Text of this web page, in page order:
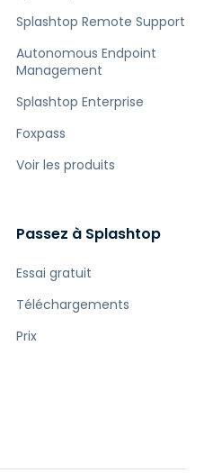
Splashtop Remote Support
Autonomous Endpoint
Management
Splashtop Enterprise
Foxpass
Voir les produits
Passez à Splashtop
Essai gratuit
Téléchargements
Prix